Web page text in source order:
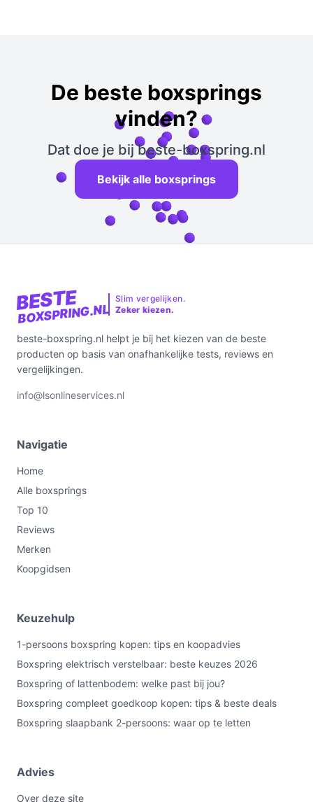
De beste boxsprings
vinden?
Dat doe je bij beste-boxspring.nl
Bekijk alle boxsprings
BESTE
BOXSPRING.NL
Slim vergelijken.
Zeker kiezen.
beste-boxspring.nl helpt je bij het kiezen van de beste
producten op basis van onafhankelijke tests, reviews en
vergelijkingen.
info@lsonlineservices.nl
Navigatie
Home
Alle boxsprings
Top 10
Reviews
Merken
Koopgidsen
Keuzehulp
1-persoons boxspring kopen: tips en koopadvies
Boxspring elektrisch verstelbaar: beste keuzes 2026
Boxspring of lattenbodem: welke past bij jou?
Boxspring compleet goedkoop kopen: tips & beste deals
Boxspring slaapbank 2-persoons: waar op te letten
Advies
Over deze site